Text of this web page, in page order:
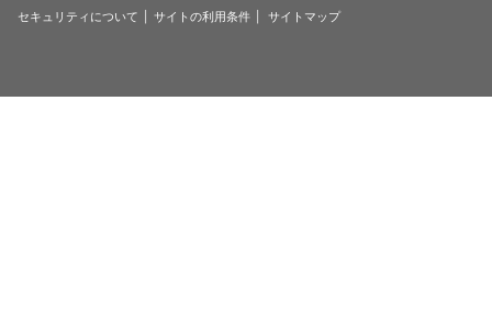
セキュリティについて
サイトの利用条件 サイトマップ